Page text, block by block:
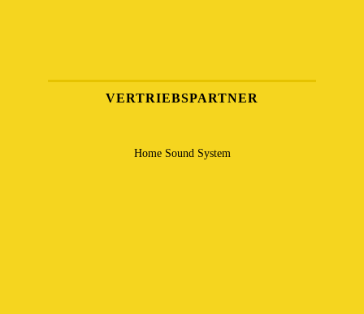
VERTRIEBSPARTNER
Home Sound System